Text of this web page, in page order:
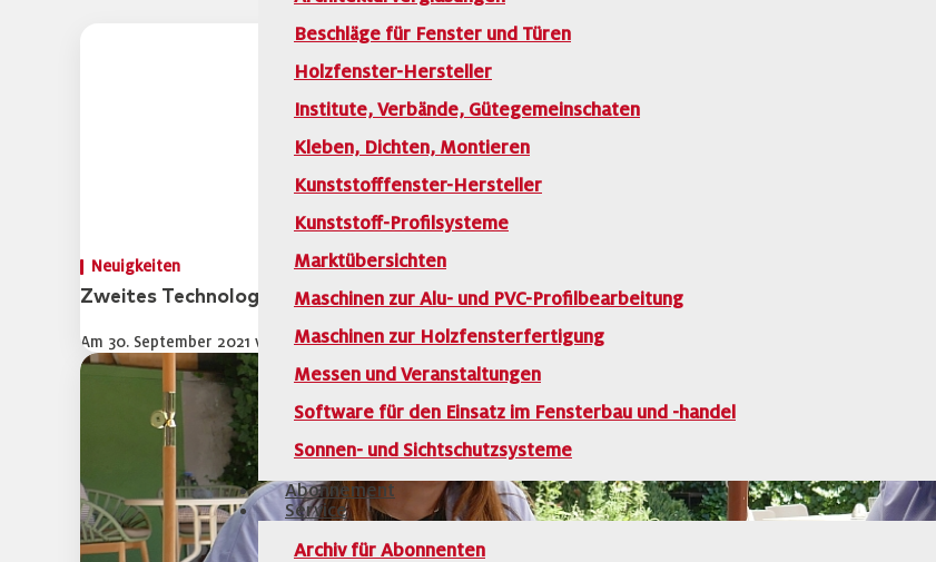
Beschläge für Fenster und Türen
Holzfenster-Hersteller
Institute, Verbände, Gütegemeinschaten
Kleben, Dichten, Montieren
Kunststofffenster-Hersteller
Kunststoff-Profilsysteme
Marktübersichten
Maschinen zur Alu- und PVC-Profilbearbeitung
Maschinen zur Holzfensterfertigung
Messen und Veranstaltungen
Software für den Einsatz im Fensterbau und -handel
Sonnen- und Sichtschutzsysteme
Abonnement
Service
Archiv für Abonnenten
Neuigkeiten
Zweites TechnologieForumZukunft: Moderne Schweißverfahren im Fokus
Am 30. September 2021 veranstaltet die RAL Gütegemeinschaft Kunststoff-Fensterprofilsysteme (GKFP) ihr zweites …